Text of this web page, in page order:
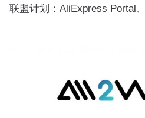
联盟计划：AliExpress Portal